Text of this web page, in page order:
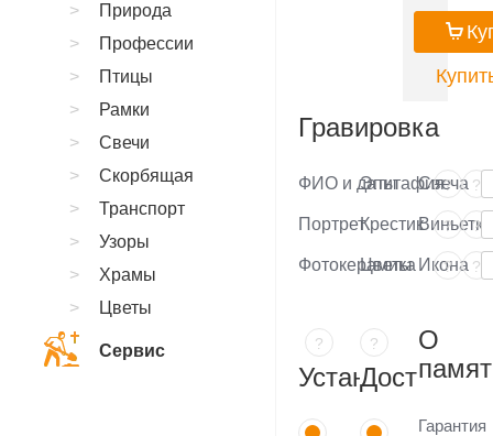
Гравировка
ФИО и даты ?
Портрет ?
Фотокерамика ?
Эпитафия ?
Крестик ?
Цветы ?
Свеча
Виньетка
Икона
?
Установка
?
Доставка
О
Гарантия
Природа
Профессии
Птицы
Рамки
Свечи
Скорбящая
Транспорт
Узоры
Храмы
Цветы
Сервис